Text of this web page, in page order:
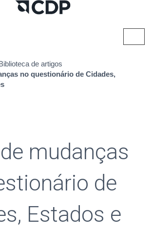
de artigos
no questionário de Cidades,
mudanças
de
Estados e